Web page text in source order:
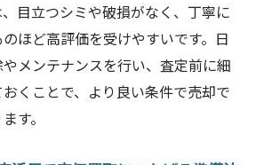
目立つシミや破損がなく、丁寧に
ほど高評価を受けやすいです。日
メンテナンスを行い、査定前に細
くことで、より良い条件で売却で
す。